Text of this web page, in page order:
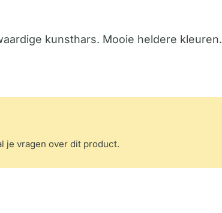
kunsthars. Mooie heldere kleuren.
je vragen over dit product.